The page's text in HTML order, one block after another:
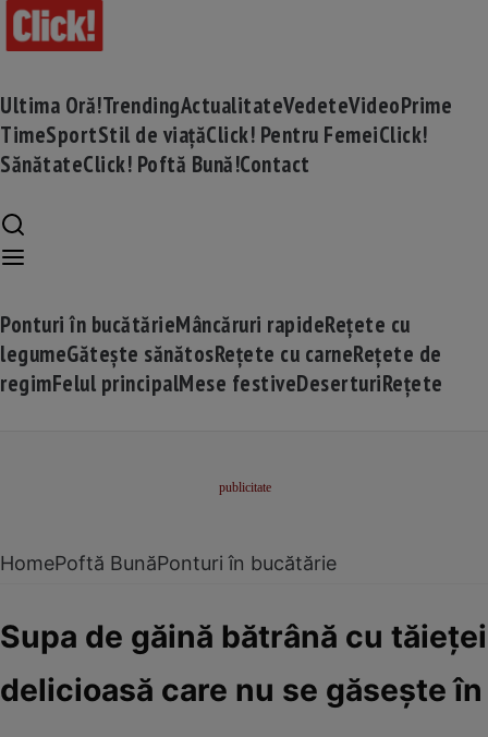
Ultima Oră!TrendingActualitateVedeteVideoPrime
TimeSportStil de viațăClick! Pentru FemeiClick!
SănătateClick! Poftă Bună!Contact
Ponturi în bucătărieMâncăruri rapideRețete cu
legumeGătește sănătosRețete cu carneRețete de
regimFelul principalMese festiveDeserturiRețete
HomePoftă BunăPonturi în bucătărie
Supa de găină bătrână cu
delicioasă care nu se găseşte